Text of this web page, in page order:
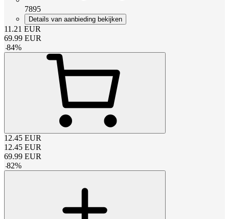
7895
Details van aanbieding bekijken
11.21 EUR
69.99 EUR
-84%
12.45 EUR
12.45 EUR
69.99 EUR
-82%